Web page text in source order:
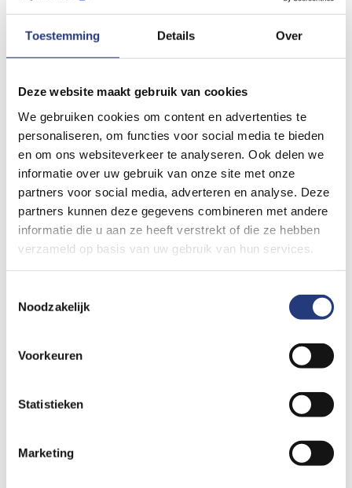
Toestemming Details Over
Deze website maakt gebruik van cookies
We gebruiken cookies om content en advertenties te
personaliseren, om functies voor social media te bieden
en om ons websiteverkeer te analyseren. Ook delen we
informatie over uw gebruik van onze site met onze
partners voor social media, adverteren en analyse. Deze
partners kunnen deze gegevens combineren met andere
informatie die u aan ze heeft verstrekt of die ze hebben
verzameld op basis van uw gebruik van hun services.
Noodzakelijk
Voorkeuren
Statistieken
Marketing
Soms kan dit alleen met een infuus.
Soms is een lange behandeling nodig. Zo komt de bacterie
In ziekenhuis St Jansdal doen we deze behandeling ook vaak
thuis. Dat is veilig en werkt even goed als in het ziekenhuis.
Hoe werkt de behandeling?
Uw arts controleert regelmatig hoe het met u gaat. Dat kan
in het ziekenhuis of via de telefoon. Belt de arts? Dan hoeft
Uw arts beslist wanneer u kunt stoppen met de antibiotica.